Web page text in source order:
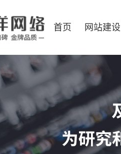
首页 网站建设